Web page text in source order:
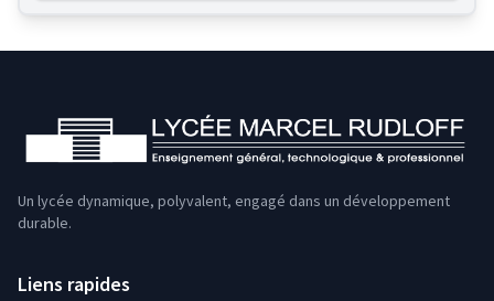
Un lycée dynamique, polyvalent, engagé dans un développement
durable.
Liens rapides